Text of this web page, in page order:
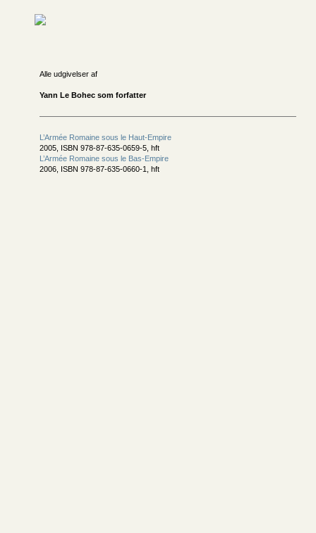
Alle udgivelser af
Yann Le Bohec som forfatter
L’Armée Romaine sous le Haut-Empire
2005, ISBN 978-87-635-0659-5, hft
L’Armée Romaine sous le Bas-Empire
2006, ISBN 978-87-635-0660-1, hft